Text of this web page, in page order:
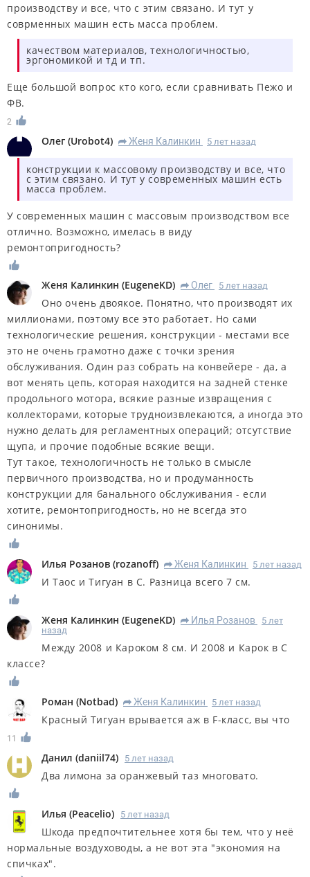
производству и все, что с этим связано. И тут у
соврменных машин есть масса проблем.
качеством материалов, технологичностью,
эргономикой и тд и тп.
Еще большой вопрос кто кого, если сравнивать Пежо и
ФВ.
2
Олег (Urobot4) R Женя Калинкин 5 лет назад
конструкции к массовому производству и все, что
с этим связано. И тут у современных машин есть
масса проблем.
У современных машин с массовым производством все
отлично. Возможно, имелась в виду
ремонтопригодность?
Женя Калинкин (EugeneKD) R Олег 5 лет назад
Оно очень двоякое. Понятно, что производят их
миллионами, поэтому все это работает. Но сами
технологические решения, конструкции - местами все
это не очень грамотно даже с точки зрения
обслуживания. Один раз собрать на конвейере - да, а
вот менять цепь, которая находится на задней стенке
продольного мотора, всякие разные извращения с
коллекторами, которые трудноизвлекаются, а иногда это
нужно делать для регламентных операций; отсутствие
щупа, и прочие подобные всякие вещи.
Тут такое, технологичность не только в смысле
первичного производства, но и продуманность
конструкции для банального обслуживания - если
хотите, ремонтопригодность, но не всегда это
синонимы.
Илья Розанов (rozanoff) R Женя Калинкин 5 лет назад
И Таос и Тигуан в С. Разница всего 7 см.
Женя Калинкин (EugeneKD) R Илья Розанов
5 лет
назад
Между 2008 и Кароком 8 см. И 2008 и Карок в С
классе?
Роман (Notbad) R Женя Калинкин 5 лет назад
Красный Тигуан врывается аж в F-класс, вы что
11
Данил (daniil74) 5 лет назад
Два лимона за оранжевый таз многовато.
Илья (Peacelio) 5 лет назад
Шкода предпочтительнее хотя бы тем, что у неё
нормальные воздуховоды, а не вот эта "экономия на
спичках".